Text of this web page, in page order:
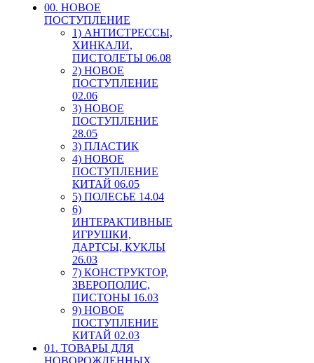
00. HОВОЕ
ПОСТУПЛЕНИЕ
1) АНТИСТРЕССЫ,
ХИНКАЛИ,
ПИСТОЛЕТЫ 06.08
2) НОВОЕ
ПОСТУПЛЕНИЕ
02.06
3) НОВОЕ
ПОСТУПЛЕНИЕ
28.05
3) ПЛАСТИК
4) НОВОЕ
ПОСТУПЛЕНИЕ
КИТАЙ 06.05
5) ПОЛЕСЬЕ 14.04
6)
ИНТЕРАКТИВНЫЕ
ИГРУШКИ,
ДАРТСЫ, КУКЛЫ
26.03
7) КОНСТРУКТОР,
ЗВЕРОПОЛИС,
ПИСТОНЫ 16.03
9) НОВОЕ
ПОСТУПЛЕНИЕ
КИТАЙ 02.03
01. ТОВАРЫ ДЛЯ
НОВОРОЖДЕННЫХ